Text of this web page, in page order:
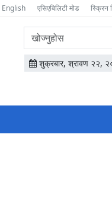
English एसिएबिलिटी मोड स्क्रिन
वेबसाइटमा
सामग्री
खोज्नुहोस
शुक्रबार, श्रावण २२,